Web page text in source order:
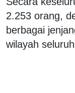
2.253 orang,
berbagai
wilayah